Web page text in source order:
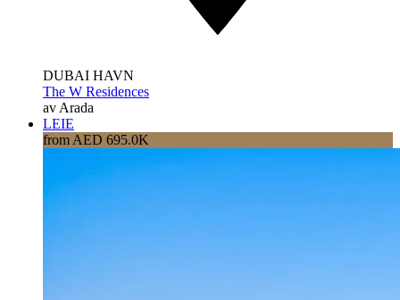
DUBAI HAVN
The W Residences
av Arada
LEIE
from AED 695.0K